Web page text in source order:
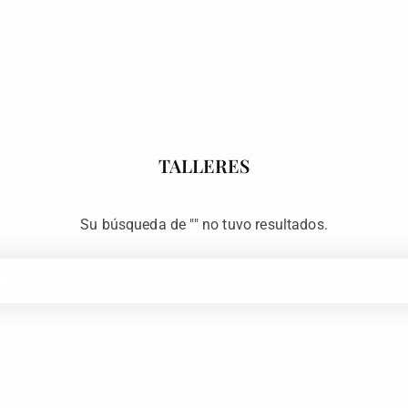
TALLERES
Su búsqueda de "" no tuvo resultados.